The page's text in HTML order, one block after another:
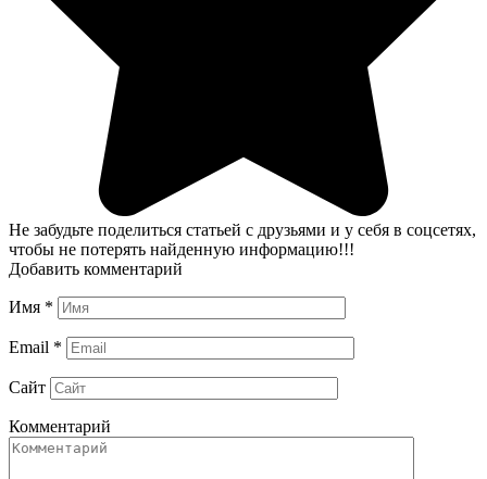
Не забудьте поделиться статьей с друзьями и у себя в соцсетях,
чтобы не потерять найденную информацию!!!
Добавить комментарий
Имя *
Email *
Сайт
Комментарий